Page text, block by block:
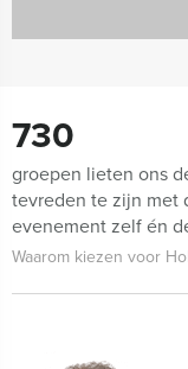
730
groepen lieten ons
tevreden te zijn met
evenement zelf én
Waarom kiezen voor